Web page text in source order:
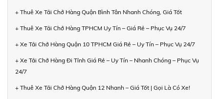
+ Thuê Xe Tải Chở Hàng Quận Bình Tân Nhanh Chóng, Giá Tốt
+ Thuê Xe Tải Chở Hàng TPHCM Uy Tín – Giá Rẻ – Phục Vụ 24/7
+ Xe Tải Chở Hàng Quận 10 TPHCM Giá Rẻ – Uy Tín – Phục Vụ 24/7
+ Xe Tải Chở Hàng Đi Tỉnh Giá Rẻ – Uy Tín – Nhanh Chóng – Phục Vụ
24/7
+ Thuê Xe Tải Chở Hàng Quận 12 Nhanh – Giá Tốt | Gọi Là Có Xe!